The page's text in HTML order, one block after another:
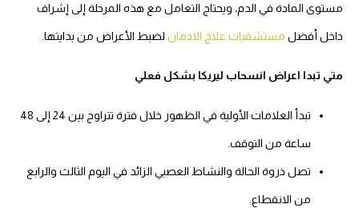
مستوى المادة في الدم، ويحتاج التعامل مع هذه المرحلة إلى إشراف
داخل أفضل مستشفيات علاج الادمان لضبط الأعراض من بدايتها.
متي تبدا اعراض انسحاب ليريكا بشكل فعلي
تبدأ العلامات الأولية في الظهور خلال فترة تتراوح بين 24 إلى 48
ساعة من التوقف.
تصل ذروة الحالة والنشاط العصبي الزائد في اليوم الثالث والرابع
من الانقطاع.